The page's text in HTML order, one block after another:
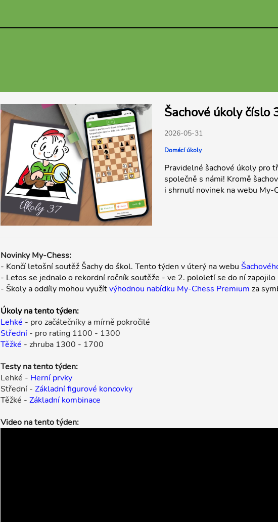
Šachové úkoly číslo
2026-05-31
Domácí úkoly
Pravidelné šachové úkoly pro
společně s námi! Kromě
i shrnutí novinek na webu My-
Novinky My-Chess:
- Končí letošní soutěž Šachy do škol. Tento týden v úterý na webu
- Letos se jednalo o rekordní ročník soutěže - ve 2. pololetí se do ní
- Školy a oddíly mohou využítvýhodnou nabídku My-Chess Premium za
Úkoly na tento týden:
Lehké - pro začátečníky a mírně pokročilé
Střední - pro rating 1100 - 1300
Těžké - zhruba 1300 - 1700
Testy na tento týden:
Lehké - Herní prvky
Střední - Základní figurové koncovky
Těžké - Základní kombinace
Video na tento týden: